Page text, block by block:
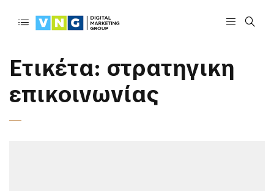
Ετικέτα: στρατηγικη
επικοινωνίας